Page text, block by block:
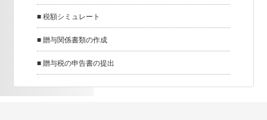
■ 税額シミュレート
■ 贈与関係書類の作成
■ 贈与税の申告書の提出